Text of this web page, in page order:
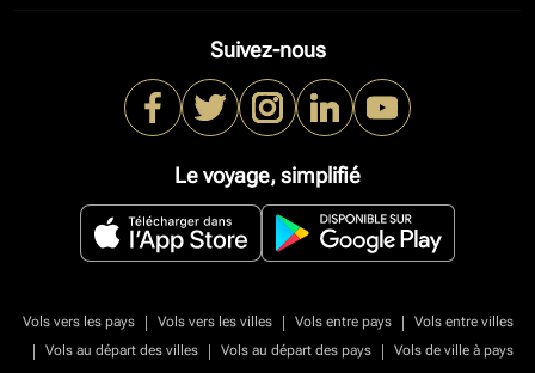
Suivez-nous
Le voyage, simplifié
Vols vers les pays | Vols vers les villes | Vols entre pays |
Vols entre villes
|
Vols au départ des villes | Vols au départ des pays | Vols de ville à pays